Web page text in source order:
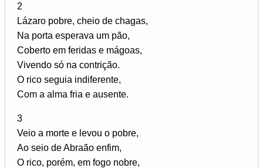
2
Lázaro pobre, cheio de chagas,
Na porta esperava um pão,
Coberto em feridas e mágoas,
Vivendo só na contrição.
O rico seguia indiferente,
Com a alma fria e ausente.
3
Veio a morte e levou o pobre,
Ao seio de Abraão enfim,
O rico, porém, em fogo nobre,